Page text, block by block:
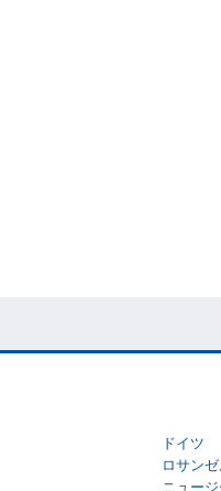
ドイツ
ロサンゼ
ニュー